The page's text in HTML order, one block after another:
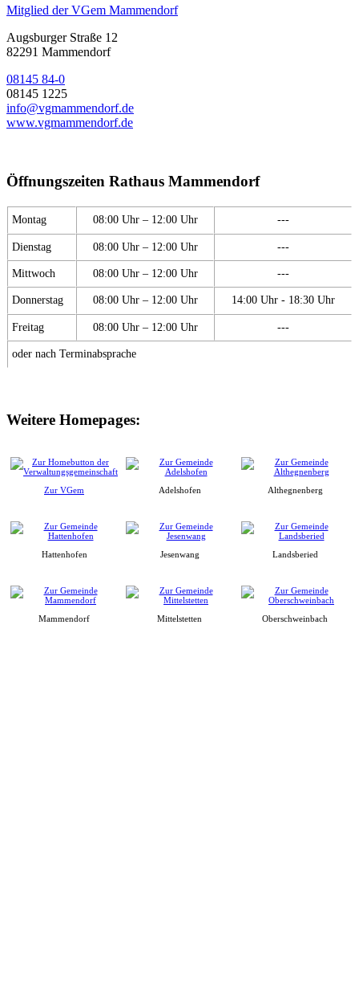
Mitglied der VGem Mammendorf
Augsburger Straße 12
82291 Mammendorf
08145 84-0
08145 1225
info@vgmammendorf.de
www.vgmammendorf.de
Öffnungszeiten Rathaus Mammendorf
Montag 08:00 Uhr – 12:00 Uhr ---
Dienstag 08:00 Uhr – 12:00 Uhr ---
Mittwoch 08:00 Uhr – 12:00 Uhr ---
Donnerstag 08:00 Uhr – 12:00 Uhr 14:00 Uhr - 18:30 Uhr
Freitag 08:00 Uhr – 12:00 Uhr ---
oder nach Terminabsprache
Weitere Homepages:
Zur VGem Adelshofen Althegnenberg
Hattenhofen Jesenwang Landsberied
Mammendorf Mittelstetten Oberschweinbach